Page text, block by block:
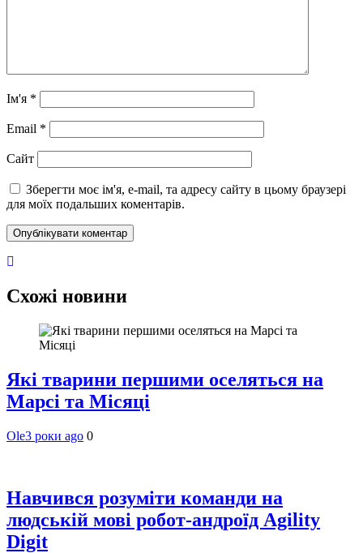
Ім'я *
Email *
Сайт
Зберегти моє ім'я, e-mail, та адресу сайту в цьому браузері
для моїх подальших коментарів.
Схожі новини
Які тварини першими оселяться на
Марсі та Місяці
Ole3 роки ago 0
Навчився розуміти команди на
людській мові робот-андроїд Agility
Digit